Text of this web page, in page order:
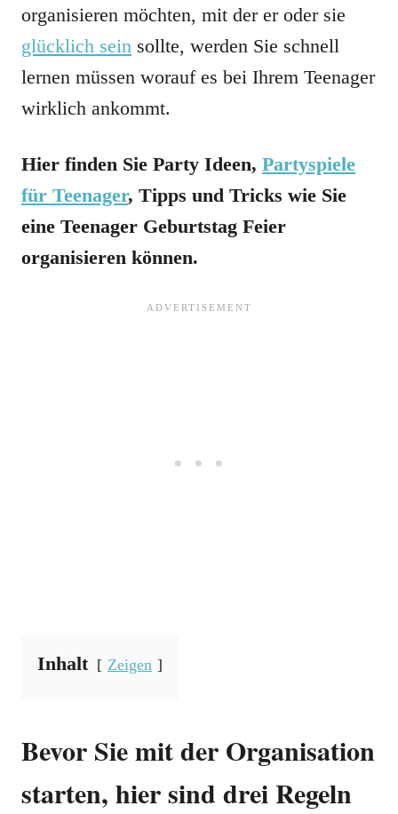
organisieren möchten, mit der er oder sie
glücklich sein sollte, werden Sie schnell
lernen müssen worauf es bei Ihrem Teenager
wirklich ankommt.
Hier finden Sie Party Ideen, Partyspiele
für Teenager, Tipps und Tricks wie Sie
eine Teenager Geburtstag Feier
organisieren können.
Inhalt Zeigen
Bevor Sie mit der Organisation
starten, hier sind drei Regeln